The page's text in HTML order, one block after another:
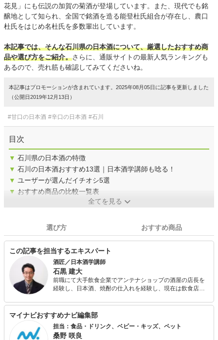
花見」にも伝説の加賀の菊酒が登場しています。また、現代でも銘
醸地として知られ、全国で銘酒を造る能登杜氏組合が存在し、農口
杜氏をはじめ名杜氏を多数輩出しています。
本記事では、そんな石川県の日本酒について、厳選したおすすめ商
品や選び方をご紹介。さらに、通販サイトの最新人気ランキングも
あるので、売れ筋も確認してみてくださいね。
本記事はプロモーションが含まれています。2025年08月05日に記事を更新しました
（公開日2019年12月13日）
#甘口の日本酒 #辛口の日本酒 #石川
目次
▼ 石川県の日本酒の特徴
▼ 石川の日本酒おすすめ13選｜日本酒学講師も唸る！
▼ ユーザーが選んだイチオシ5選
▼ おすすめ商品の比較一覧表
全てを見る
選び方 おすすめ商品
この記事を担当するエキスパート
酒匠／日本酒学講師
石黒 建大
前職にて大手飲食企業でアンテナショップの酒屋の店長を
経験し、日本酒、焼酎の仕入れを経験し、現在は飲食店に
ービス研究会の研究室専属テイスターとして活動していま
す。 また、日本酒セールスプロモーション研究会研究員、
日本酒学講師として日本酒の研究と通して日本酒の魅力を
世に広める活動を行っています。
マイナビおすすめナビ編集部
担当：食品・ドリンク、ベビー・キッズ、ペット
桑野 咲良